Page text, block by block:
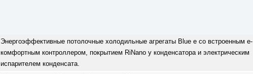
Энергоэффективные потолочные холодильные агрегаты Blue e со встроенным e-
комфортным контроллером, покрытием RiNano у конденсатора и электрическим
испарителем конденсата.